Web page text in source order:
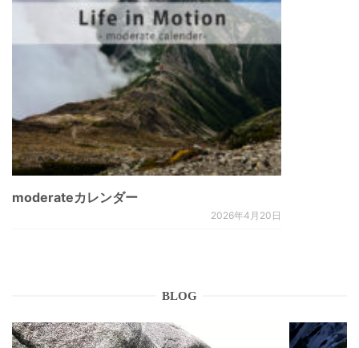
moderateカレンダー
2026年4月20日
BLOG